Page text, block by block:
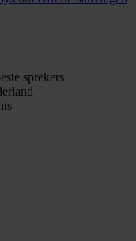
sprekers